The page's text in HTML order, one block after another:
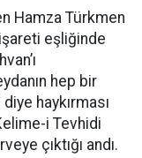
Hamza Türkmen
işareti eşliğinde
hep bir
haykırması
i Tevhidi
çıktığı andı.